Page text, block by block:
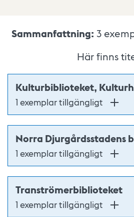
Sammanfattning: 3
Här finns
Kulturbiblioteket,
1 exemplar tillgängligt
Norra Djurgårdsstadens
1 exemplar tillgängligt
Tranströmerbiblioteket
1 exemplar tillgängligt